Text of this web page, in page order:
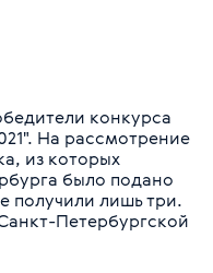
конкурса
На рассмотрение
из которых
было подано
получили лишь три.
Петербургской